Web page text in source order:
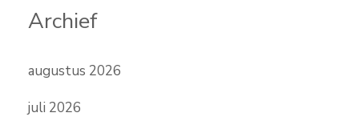
Archief
augustus 2026
juli 2026